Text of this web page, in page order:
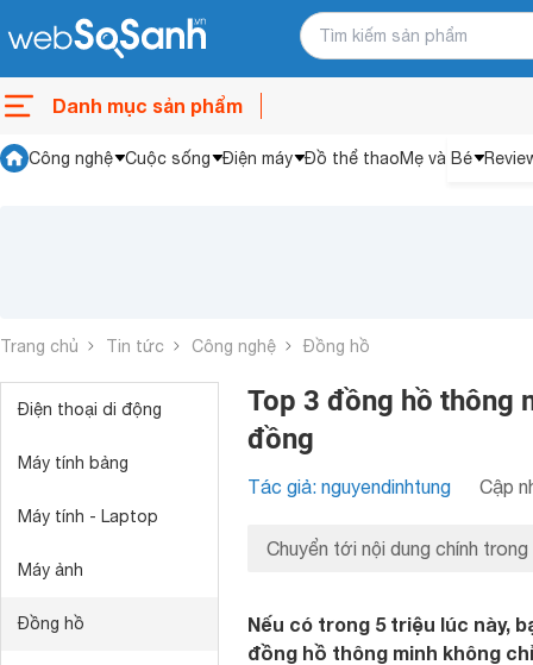
Danh mục sản phẩm
Công nghệ Cuộc sống Điện máy Đồ thể thaoMẹ và Bé
Trang chủ Tin tức Công nghệ Đồng hồ
Điện thoại di động
Máy tính bảng
Máy tính - Laptop
Máy ảnh
Đồng hồ
Top 3 đồng hồ thông
đồng
Tác giả: nguyendinhtung Cập
Chuyển tới nội dung chính trong
Nếu có trong 5 triệu lúc này,
đồng hồ thông minh không